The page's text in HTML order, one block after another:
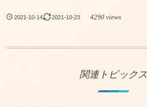
2021-10-14 2021-10-23 4290 views
関連トピックス